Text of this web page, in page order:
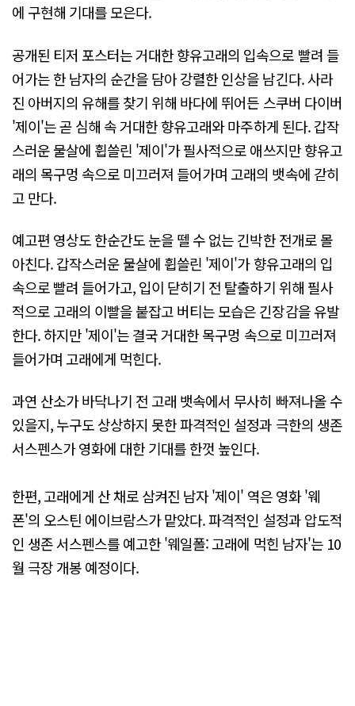
에 구현해 기대를 모은다.
공개된 티저 포스터는 거대한 향유고래의 입속으로 빨려 들
어가는 한 남자의 순간을 담아 강렬한 인상을 남긴다. 사라
진 아버지의 유해를 찾기 위해 바다에 뛰어든 스쿠버 다이버
'제이'는 곧 심해 속 거대한 향유고래와 마주하게 된다. 갑작
스러운 물살에 휩쓸린 '제이'가 필사적으로 애쓰지만 향유고
래의 목구멍 속으로 미끄러져 들어가며 고래의 뱃속에 갇히
고 만다.
예고편 영상도 한순간도 눈을 뗄 수 없는 긴박한 전개로 몰
아친다. 갑작스러운 물살에 휩쓸린 '제이'가 향유고래의 입
속으로 빨려 들어가고, 입이 닫히기 전 탈출하기 위해 필사
적으로 고래의 이빨을 붙잡고 버티는 모습은 긴장감을 유발
한다. 하지만 '제이'는 결국 거대한 목구멍 속으로 미끄러져
들어가며 고래에게 먹힌다.
과연 산소가 바닥나기 전 고래 뱃속에서 무사히 빠져나올 수
있을지, 누구도 상상하지 못한 파격적인 설정과 극한의 생존
서스펜스가 영화에 대한 기대를 한껏 높인다.
한편, 고래에게 산 채로 삼켜진 남자 '제이' 역은 영화 '웨
폰'의 오스틴 에이브람스가 맡았다. 파격적인 설정과 압도적
인 생존 서스펜스를 예고한 '웨일폴: 고래에 먹힌 남자'는 10
월 극장 개봉 예정이다.